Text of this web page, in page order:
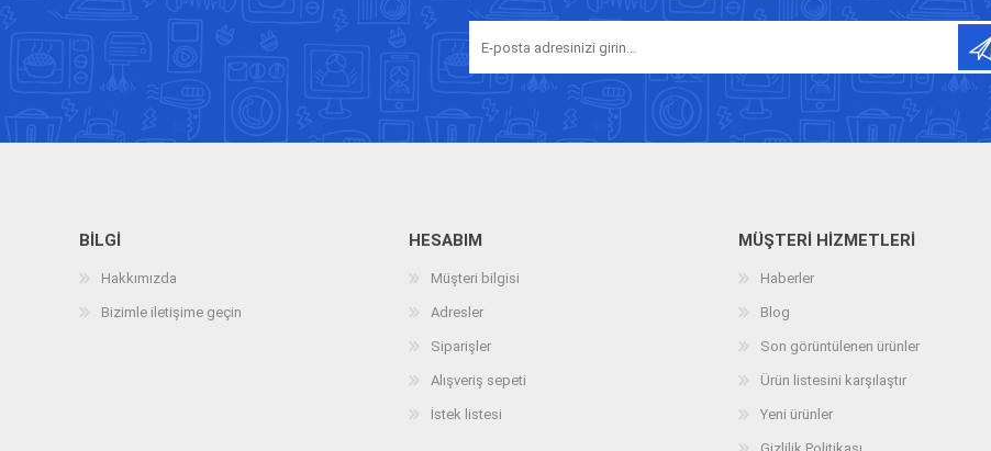
BILGI
Hakkımızda
Bizimle iletişime geçin
HESABIM
Müşteri bilgisi
Adresler
Siparişler
Alışveriş sepeti
İstek listesi
MÜŞTERI HIZMETLERI
Haberler
Blog
Son görüntülenen ürünler
Ürün listesini karşılaştır
Yeni ürünler